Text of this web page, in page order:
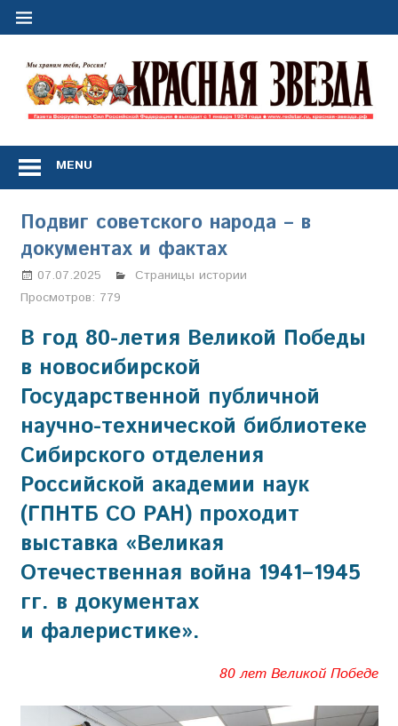
Перейти
Сил
Российской
Федерации
*
выходит
с
1
января
года
MENU
Подвиг советского народа – в
документах и фактах
07.07.2025 Марина Щербакова
Страницы истории
Просмотров: 779
В год 80-летия Великой Победы
в новосибирской
Государственной публичной
научно-технической библиотеке
Сибирского отделения
Российской академии наук
(ГПНТБ СО РАН) проходит
выставка «Великая
Отечественная война 1941–1945
гг. в документах
и фалеристике».
80 лет Великой Победе